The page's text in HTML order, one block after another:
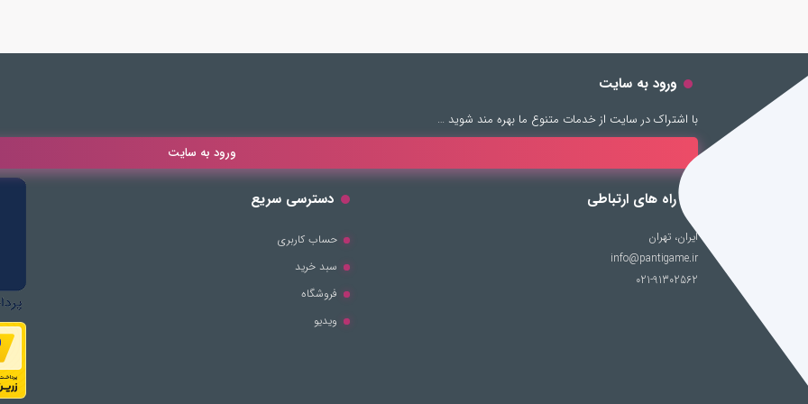
ورود به سایت
با اشتراک در سایت از خدمات متنوع ما بهره مند شوید …
ورود به سایت
راه های ارتباطی
ایران، تهران
info@pantigame.ir
021-91302562
دسترسی سریع
حساب کاربری
سبد خرید
فروشگاه
ویدیو